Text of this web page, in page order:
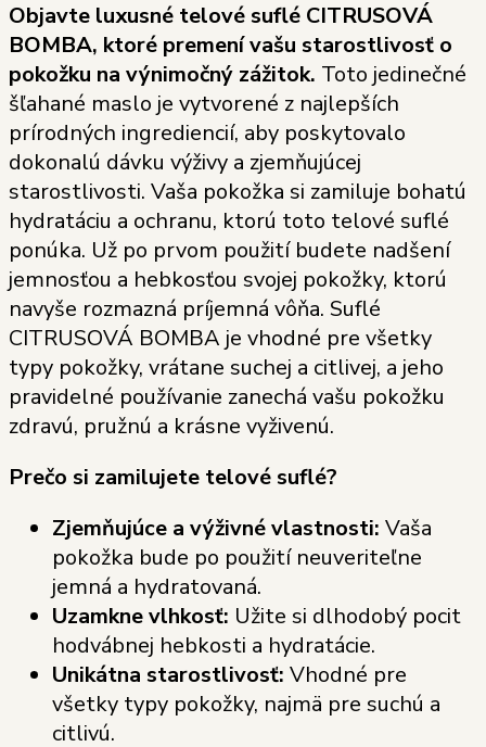
Objavte luxusné telové suflé CITRUSOVÁ
BOMBA, ktoré premení vašu starostlivosť o
pokožku na výnimočný zážitok. Toto jedinečné
šľahané maslo je vytvorené z najlepších
prírodných ingrediencií, aby poskytovalo
dokonalú dávku výživy a zjemňujúcej
starostlivosti. Vaša pokožka si zamiluje bohatú
hydratáciu a ochranu, ktorú toto telové suflé
ponúka. Už po prvom použití budete nadšení
jemnosťou a hebkosťou svojej pokožky, ktorú
navyše rozmazná príjemná vôňa. Suflé
CITRUSOVÁ BOMBA je vhodné pre všetky
typy pokožky, vrátane suchej a citlivej, a jeho
pravidelné používanie zanechá vašu pokožku
zdravú, pružnú a krásne vyživenú.
Prečo si zamilujete telové suflé?
Zjemňujúce a výživné vlastnosti: Vaša
pokožka bude po použití neuveriteľne
jemná a hydratovaná.
Uzamkne vlhkosť: Užite si dlhodobý pocit
hodvábnej hebkosti a hydratácie.
Unikátna starostlivosť: Vhodné pre
všetky typy pokožky, najmä pre suchú a
citlivú.